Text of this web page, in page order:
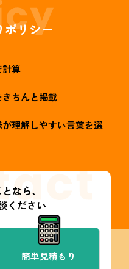
ポリシー
計算
ちんと掲載
理解しやすい言葉を選
なら、
ください
簡単見積もり